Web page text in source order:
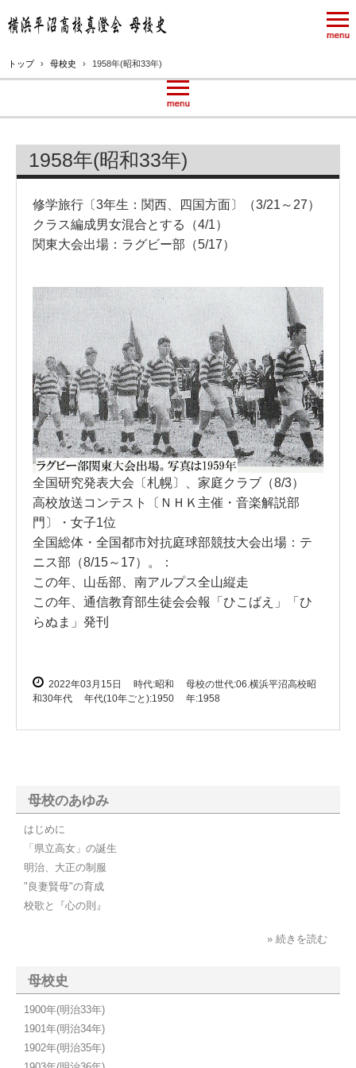
トップ › 母校史 › 1958年(昭和33年)
1958年(昭和33年)
修学旅行〔3年生：関西、四国方面〕（3/21～27）
クラス編成男女混合とする（4/1）
関東大会出場：ラグビー部（5/17）
全国研究発表大会〔札幌〕、家庭クラブ（8/3）
高校放送コンテスト〔ＮＨＫ主催・音楽解説部
門〕・女子1位
全国総体・全国都市対抗庭球部競技大会出場：テ
ニス部（8/15～17）。：
この年、山岳部、南アルプス全山縦走
この年、通信教育部生徒会会報「ひこばえ」「ひ
らぬま」発刊
2022年03月15日 時代:昭和
母校の世代:06.横浜平沼高校昭
和30年代
年代(10年ごと):1950 年:1958
母校のあゆみ
はじめに
「県立高女」の誕生
明治、大正の制服
"良妻賢母"の育成
校歌と『心の則』
» 続きを読む
母校史
1900年(明治33年)
1901年(明治34年)
1902年(明治35年)